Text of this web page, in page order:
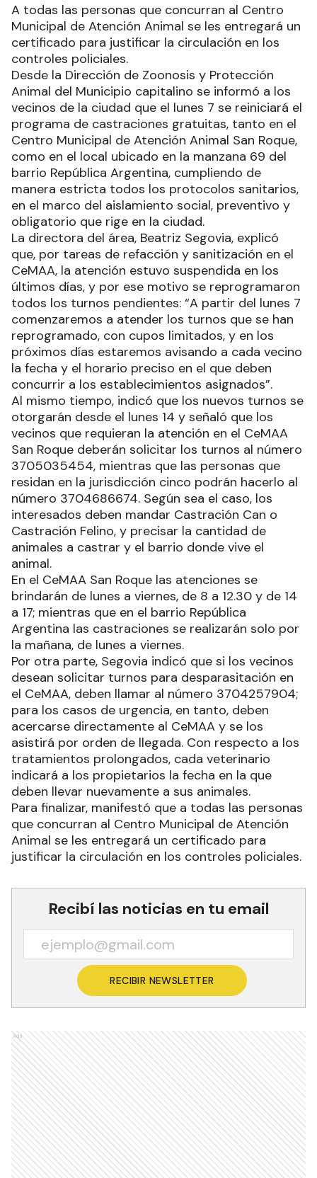
A todas las personas que concurran al Centro
Municipal de Atención Animal se les entregará un
certificado para justificar la circulación en los
controles policiales.
Desde la Dirección de Zoonosis y Protección
Animal del Municipio capitalino se informó a los
vecinos de la ciudad que el lunes 7 se reiniciará el
programa de castraciones gratuitas, tanto en el
Centro Municipal de Atención Animal San Roque,
como en el local ubicado en la manzana 69 del
barrio República Argentina, cumpliendo de
manera estricta todos los protocolos sanitarios,
en el marco del aislamiento social, preventivo y
obligatorio que rige en la ciudad.
La directora del área, Beatriz Segovia, explicó
que, por tareas de refacción y sanitización en el
CeMAA, la atención estuvo suspendida en los
últimos días, y por ese motivo se reprogramaron
todos los turnos pendientes: “A partir del lunes 7
comenzaremos a atender los turnos que se han
reprogramado, con cupos limitados, y en los
próximos días estaremos avisando a cada vecino
la fecha y el horario preciso en el que deben
concurrir a los establecimientos asignados”.
Al mismo tiempo, indicó que los nuevos turnos se
otorgarán desde el lunes 14 y señaló que los
vecinos que requieran la atención en el CeMAA
San Roque deberán solicitar los turnos al número
3705035454, mientras que las personas que
residan en la jurisdicción cinco podrán hacerlo al
número 3704686674. Según sea el caso, los
interesados deben mandar Castración Can o
Castración Felino, y precisar la cantidad de
animales a castrar y el barrio donde vive el
animal.
En el CeMAA San Roque las atenciones se
brindarán de lunes a viernes, de 8 a 12.30 y de 14
a 17; mientras que en el barrio República
Argentina las castraciones se realizarán solo por
la mañana, de lunes a viernes.
Por otra parte, Segovia indicó que si los vecinos
desean solicitar turnos para desparasitación en
el CeMAA, deben llamar al número 3704257904;
para los casos de urgencia, en tanto, deben
acercarse directamente al CeMAA y se los
asistirá por orden de llegada. Con respecto a los
tratamientos prolongados, cada veterinario
indicará a los propietarios la fecha en la que
deben llevar nuevamente a sus animales.
Para finalizar, manifestó que a todas las personas
que concurran al Centro Municipal de Atención
Animal se les entregará un certificado para
justificar la circulación en los controles policiales.
Recibí las noticias en tu email
RECIBIR NEWSLETTER
Ads